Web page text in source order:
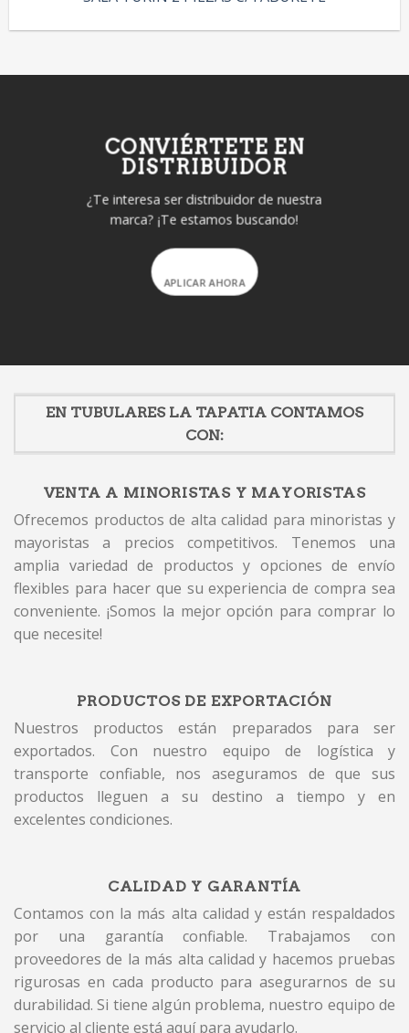
CONVIÉRTETE EN
DISTRIBUIDOR
¿Te interesa ser distribuidor de nuestra
marca? ¡Te estamos buscando!
APLICAR AHORA
EN TUBULARES LA TAPATIA CONTAMOS
CON:
VENTA A MINORISTAS Y MAYORISTAS
Ofrecemos productos de alta calidad para minoristas y
mayoristas a precios competitivos. Tenemos una
amplia variedad de productos y opciones de envío
flexibles para hacer que su experiencia de compra sea
conveniente. ¡Somos la mejor opción para comprar lo
que necesite!
PRODUCTOS DE EXPORTACIÓN
Nuestros productos están preparados para ser
exportados. Con nuestro equipo de logística y
transporte confiable, nos aseguramos de que sus
productos lleguen a su destino a tiempo y en
excelentes condiciones.
CALIDAD Y GARANTÍA
Contamos con la más alta calidad y están respaldados
por una garantía confiable. Trabajamos con
proveedores de la más alta calidad y hacemos pruebas
rigurosas en cada producto para asegurarnos de su
durabilidad. Si tiene algún problema, nuestro equipo de
servicio al cliente está aquí para ayudarlo.